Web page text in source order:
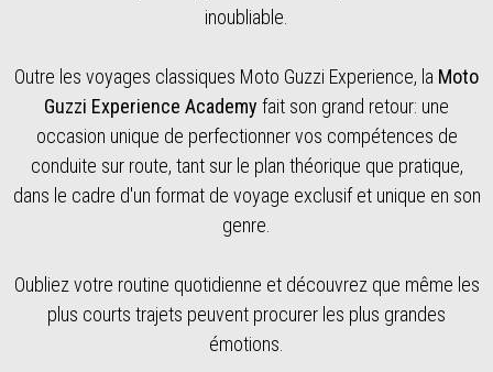
inoubliable.
Outre les voyages classiques Moto Guzzi Experience, la Moto
Guzzi Experience Academy fait son grand retour: une
occasion unique de perfectionner vos compétences de
conduite sur route, tant sur le plan théorique que pratique,
dans le cadre d'un format de voyage exclusif et unique en son
genre.
Oubliez votre routine quotidienne et découvrez que même les
plus courts trajets peuvent procurer les plus grandes
émotions.